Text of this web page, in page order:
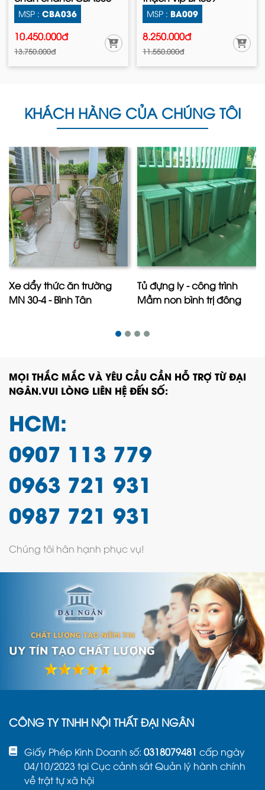
MSP : CBA036
10.450.000đ
13.750.000đ
MSP : BA009
8.250.000đ
11.550.000đ
KHÁCH HÀNG CỦA CHÚNG TÔI
Xe dẩy thức ăn trường
MN 30-4 - Bình Tân
Tủ đựng ly - công trình
Mầm non bình trị đông
MỌI THẮC MẮC VÀ YÊU CẦU CẦN HỖ TRỢ TỪ ĐẠI
NGÂN.VUI LÒNG LIÊN HỆ ĐẾN SỐ:
HCM:
0907 113 779
0963 721 931
0987 721 931
Chúng tôi hân hạnh phục vụ!
CÔNG TY TNHH NỘI THẤT ĐẠI NGÂN
Giấy Phép Kinh Doanh số: 0318079481 cấp ngày
04/10/2023 tại Cục cảnh sát Quản lý hành chính
về trật tự xã hội